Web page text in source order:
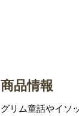
商品情報
グリム童話やイソ